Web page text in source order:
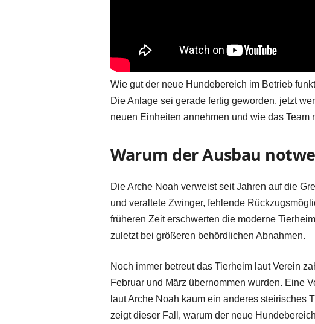
Wie gut der neue Hundebereich im Betrieb
Die Anlage sei gerade fertig geworden, jetzt
neuen Einheiten annehmen und wie das Team
Warum der Ausbau
Die Arche Noah verweist seit Jahren auf die
und veraltete Zwinger, fehlende
früheren Zeit erschwerten die moderne
zuletzt bei größeren behördlichen Abnahmen.
Noch immer betreut das Tierheim laut Verein
Februar und März übernommen wurden. Eine
laut Arche Noah kaum ein anderes steirisches
zeigt dieser Fall, warum der neue